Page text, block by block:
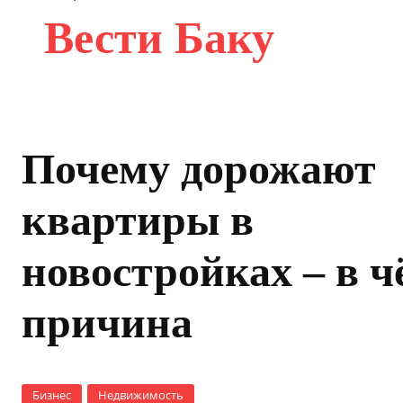
Вести Баку
Почему дорожают
квартиры в
новостройках – в
причина
Бизнес Недвижимость